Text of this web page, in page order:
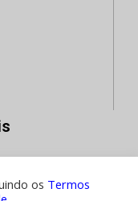
os Termos